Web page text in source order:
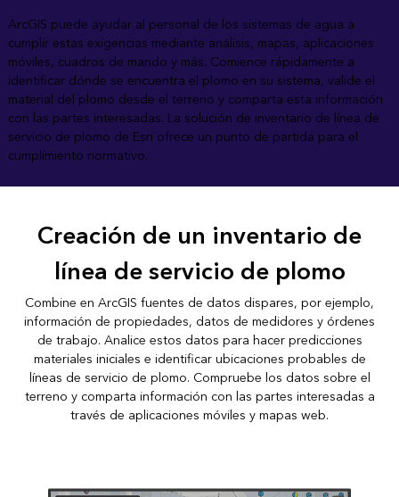
ArcGIS puede ayudar al personal de los sistemas de agua a
cumplir estas exigencias mediante análisis, mapas, aplicaciones
móviles, cuadros de mando y más. Comience rápidamente a
identificar dónde se encuentra el plomo en su sistema, valide el
material del plomo desde el terreno y comparta esta información
con las partes interesadas. La solución de inventario de línea de
servicio de plomo de Esri ofrece un punto de partida para el
cumplimiento normativo.
Creación de un inventario de
línea de servicio de plomo
Combine en ArcGIS fuentes de datos dispares, por ejemplo,
información de propiedades, datos de medidores y órdenes
de trabajo. Analice estos datos para hacer predicciones
materiales iniciales e identificar ubicaciones probables de
líneas de servicio de plomo. Compruebe los datos sobre el
terreno y comparta información con las partes interesadas a
través de aplicaciones móviles y mapas web.